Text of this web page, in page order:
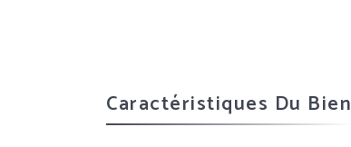
Caractéristiques Du Bien